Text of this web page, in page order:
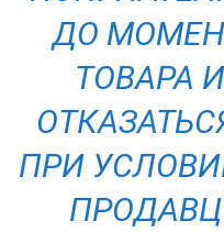
ДО
ТОВАРА
ПРИ